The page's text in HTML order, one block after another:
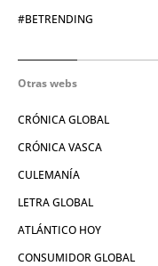
#BETRENDING
Otras webs
CRÓNICA GLOBAL
CRÓNICA VASCA
CULEMANÍA
LETRA GLOBAL
ATLÁNTICO HOY
CONSUMIDOR GLOBAL